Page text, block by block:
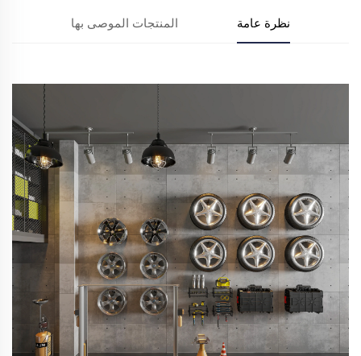
نظرة عامة المنتجات الموصى بها